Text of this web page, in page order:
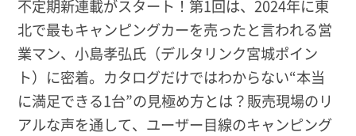
不定期新連載がスタート！第1回は、2024年に東
北で最もキャンピングカーを売ったと言われる営
業マン、小島孝弘氏（デルタリンク宮城ポイン
ト）に密着。カタログだけではわからない“本当
に満足できる1台”の見極め方とは？販売現場のリ
アルな声を通して、ユーザー目線のキャンピング